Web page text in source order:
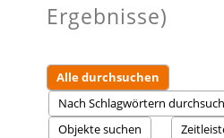
Ergebnisse)
Alle durchsuchen
Nach Schlagwörtern
Objekte suchen